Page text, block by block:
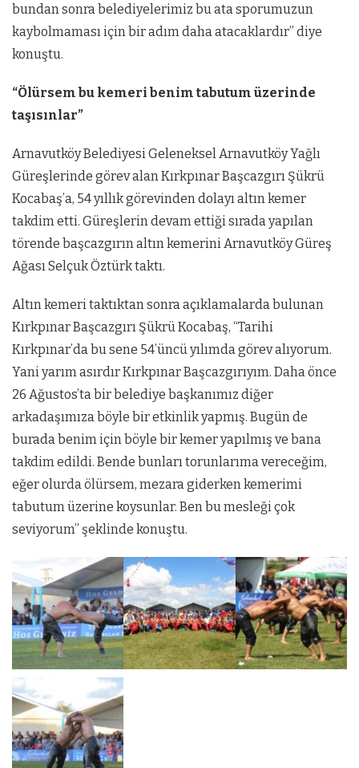
bundan sonra belediyelerimiz bu ata sporumuzun
kaybolmaması için bir adım daha atacaklardır” diye
konuştu.
“Ölürsem bu kemeri benim tabutum üzerinde
taşısınlar”
Arnavutköy Belediyesi Geleneksel Arnavutköy Yağlı
Güreşlerinde görev alan Kırkpınar Başcazgırı Şükrü
Kocabaş’a, 54 yıllık görevinden dolayı altın kemer
takdim etti. Güreşlerin devam ettiği sırada yapılan
törende başcazgırın altın kemerini Arnavutköy Güreş
Ağası Selçuk Öztürk taktı.
Altın kemeri taktıktan sonra açıklamalarda bulunan
Kırkpınar Başcazgırı Şükrü Kocabaş, “Tarihi
Kırkpınar’da bu sene 54’üncü yılımda görev alıyorum.
Yani yarım asırdır Kırkpınar Başcazgırıyım. Daha önce
26 Ağustos’ta bir belediye başkanımız diğer
arkadaşımıza böyle bir etkinlik yapmış. Bugün de
burada benim için böyle bir kemer yapılmış ve bana
takdim edildi. Bende bunları torunlarıma vereceğim,
eğer olurda ölürsem, mezara giderken kemerimi
tabutum üzerine koysunlar. Ben bu mesleği çok
seviyorum” şeklinde konuştu.